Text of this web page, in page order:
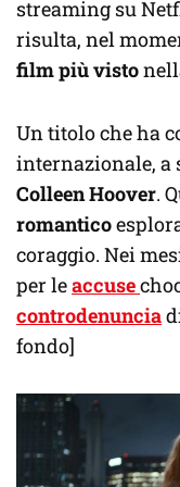
streaming su
risulta, nel
film più visto
Un titolo che ha
internazionale,
Colleen Hoover.
romantico
coraggio. Nei
per leaccuse
controdenuncia
fondo]